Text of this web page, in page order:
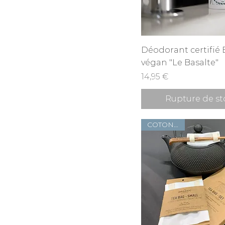
Aperçu
Déodorant certifié
végan "Le Basalte"
Prix
14,95 €
Rupture de
COTON BIO